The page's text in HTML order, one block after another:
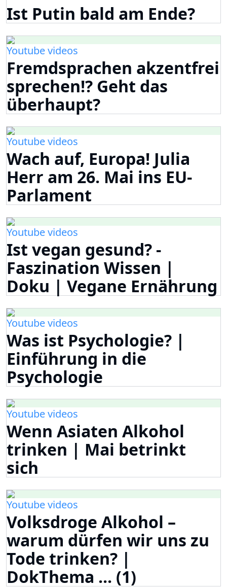
Ist Putin bald am Ende?
Youtube videos
Fremdsprachen akzentfrei
sprechen!? Geht das
überhaupt?
Youtube videos
Wach auf, Europa! Julia
Herr am 26. Mai ins EU-
Parlament
Youtube videos
Ist vegan gesund? -
Faszination Wissen |
Doku | Vegane Ernährung
Youtube videos
Was ist Psychologie? |
Einführung in die
Psychologie
Youtube videos
Wenn Asiaten Alkohol
trinken | Mai betrinkt
sich
Youtube videos
Volksdroge Alkohol –
warum dürfen wir uns zu
Tode trinken? |
DokThema ... (1)